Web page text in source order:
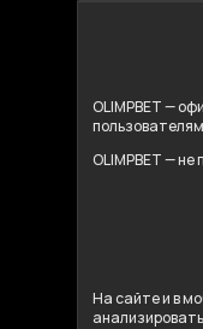
OLIMPBET —
OLIMPBET —
На сайте и в